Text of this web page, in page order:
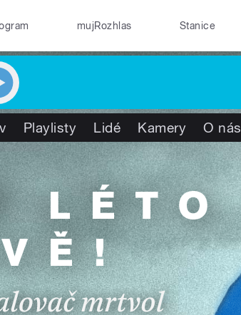
mujRozhlas Stanice
Playlisty Lidé Kamery O nás